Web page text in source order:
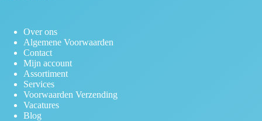
Over ons
Algemene Voorwaarden
Contact
Mijn account
Assortiment
Services
Voorwaarden Verzending
Vacatures
Blog